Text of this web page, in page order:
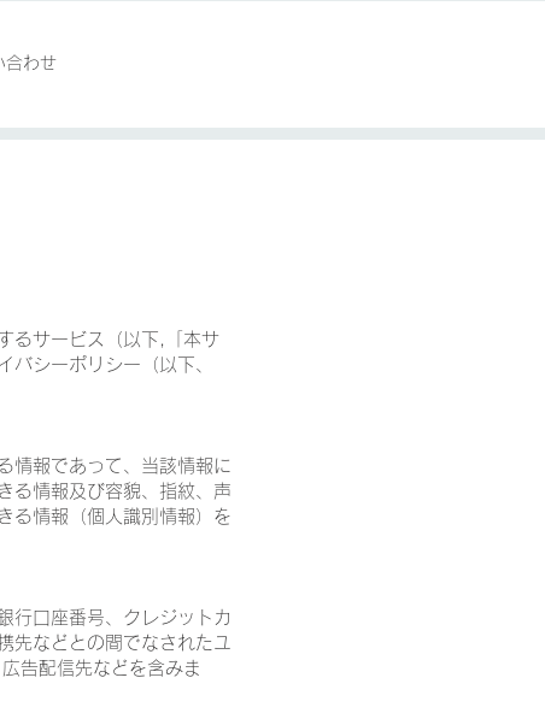
合わせ
るサービス（以下,「本サ
バシーポリシー（以下、
情報であって、当該情報に
る情報及び容貌、指紋、声
る情報（個人識別情報）を
行口座番号、クレジットカ
先などとの間でなされたユ
告配信先などを含みま